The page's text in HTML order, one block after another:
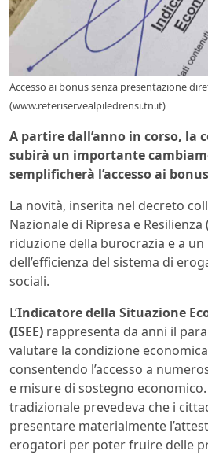
Accesso ai bonus senza presentazione
(www.reteriservealpiledrensi.tn.it)
A partire dall’anno in corso, la
subirà un importante
semplificherà l’accesso ai
La novità, inserita nel decreto
Nazionale di Ripresa e Resilienza
riduzione della burocrazia e a
dell’efficienza del sistema di
sociali.
L’Indicatore della Situazione
(ISEE) rappresenta da anni il
valutare la condizione
consentendo l’accesso a
e misure di sostegno
tradizionale prevedeva che i
presentare materialmente
erogatori per poter fruire delle